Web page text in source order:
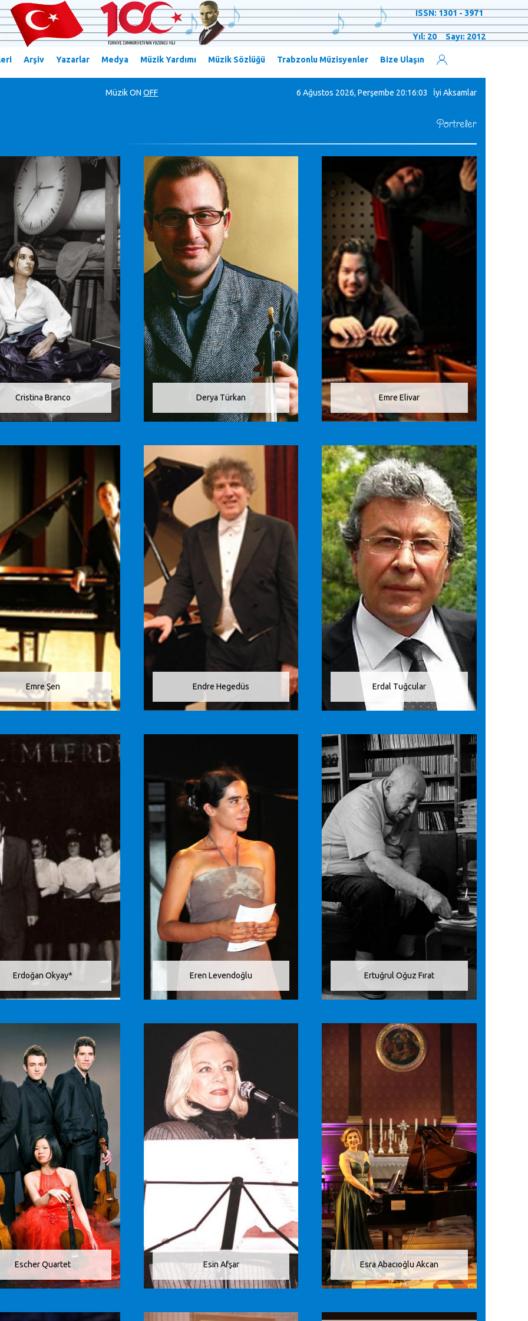
ISSN: 1301 - 3971
Yıl: 20 Sayı: 2012
Arşiv Yazarlar Medya Müzik Yardımı Müzik Sözlüğü Trabzonlu Müzisyenler Bize Ulaşın
MüzikON OFF 6 Ağustos 2026, Perşembe 20:16:04 İyi Aksamlar
Portreler
Cristina Branco Derya Türkan Emre Elivar
Emre Şen Endre Hegedüs Erdal Tuğcular
Erdoğan Okyay* Eren Levendoğlu Ertuğrul Oğuz Fırat
Escher Quartet Esin Afşar Esra Abacıoğlu Akcan